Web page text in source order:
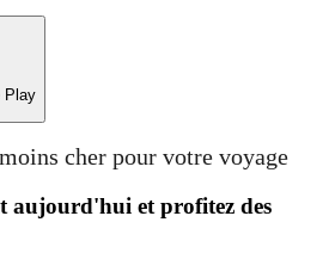
Play
cher pour votre voyage
aujourd'hui et profitez des